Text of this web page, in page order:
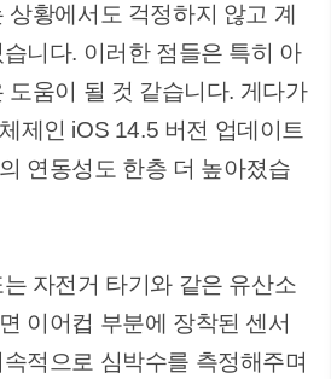
상황에서도 걱정하지 않고 계
니다. 이러한 점들은 특히 아
도움이 될 것 같습니다. 게다가
제인 iOS 14.5 버전 업데이트
연동성도 한층 더 높아졌습
자전거 타기와 같은 유산소
이어컵 부분에 장착된 센서
적으로 심박수를 측정해주며